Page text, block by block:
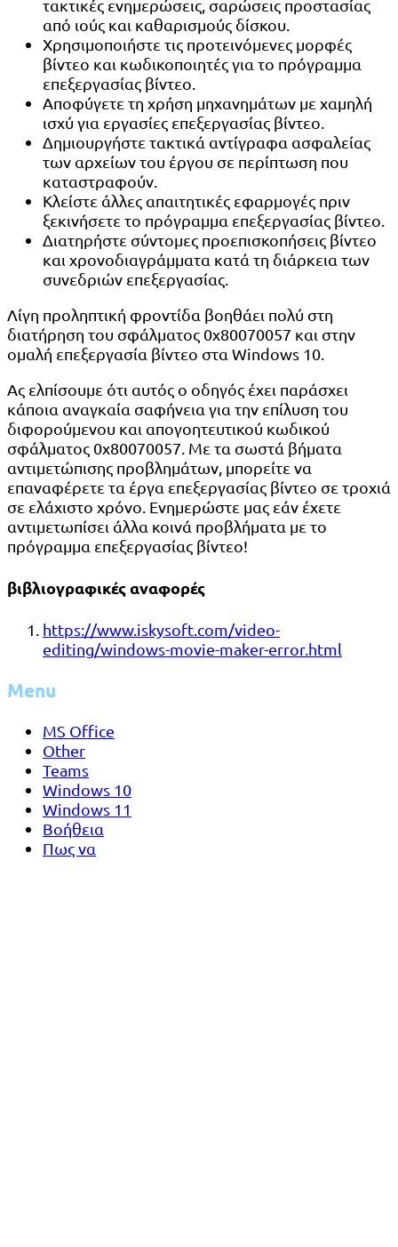
τακτικές ενημερώσεις, σαρώσεις προστασίας
από ιούς και καθαρισμούς δίσκου.
Χρησιμοποιήστε τις προτεινόμενες μορφές
βίντεο και κωδικοποιητές για το πρόγραμμα
επεξεργασίας βίντεο.
Αποφύγετε τη χρήση μηχανημάτων με χαμηλή
ισχύ για εργασίες επεξεργασίας βίντεο.
Δημιουργήστε τακτικά αντίγραφα ασφαλείας
των αρχείων του έργου σε περίπτωση που
καταστραφούν.
Κλείστε άλλες απαιτητικές εφαρμογές πριν
ξεκινήσετε το πρόγραμμα επεξεργασίας βίντεο.
Διατηρήστε σύντομες προεπισκοπήσεις βίντεο
και χρονοδιαγράμματα κατά τη διάρκεια των
συνεδριών επεξεργασίας.
Λίγη προληπτική φροντίδα βοηθάει πολύ στη
διατήρηση του σφάλματος 0x80070057 και στην
ομαλή επεξεργασία βίντεο στα Windows 10.
Ας ελπίσουμε ότι αυτός ο οδηγός έχει παράσχει
κάποια αναγκαία σαφήνεια για την επίλυση του
διφορούμενου και απογοητευτικού κωδικού
σφάλματος 0x80070057. Με τα σωστά βήματα
αντιμετώπισης προβλημάτων, μπορείτε να
επαναφέρετε τα έργα επεξεργασίας βίντεο σε τροχιά
σε ελάχιστο χρόνο. Ενημερώστε μας εάν έχετε
αντιμετωπίσει άλλα κοινά προβλήματα με το
πρόγραμμα επεξεργασίας βίντεο!
βιβλιογραφικές αναφορές
https://www.iskysoft.com/video-
editing/windows-movie-maker-error.html
Menu
MS Office
Other
Teams
Windows 10
Windows 11
Βοήθεια
Πως να